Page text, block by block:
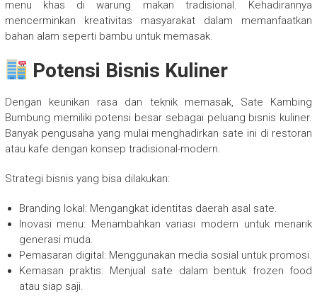
menu khas di warung makan tradisional. Kehadirannya
mencerminkan kreativitas masyarakat dalam memanfaatkan
bahan alam seperti bambu untuk memasak.
Potensi Bisnis Kuliner
Dengan keunikan rasa dan teknik memasak, Sate Kambing
Bumbung memiliki potensi besar sebagai peluang bisnis kuliner.
Banyak pengusaha yang mulai menghadirkan sate ini di restoran
atau kafe dengan konsep tradisional-modern.
Strategi bisnis yang bisa dilakukan:
Branding lokal: Mengangkat identitas daerah asal sate.
Inovasi menu: Menambahkan variasi modern untuk menarik
generasi muda.
Pemasaran digital: Menggunakan media sosial untuk promosi.
Kemasan praktis: Menjual sate dalam bentuk frozen food
atau siap saji.